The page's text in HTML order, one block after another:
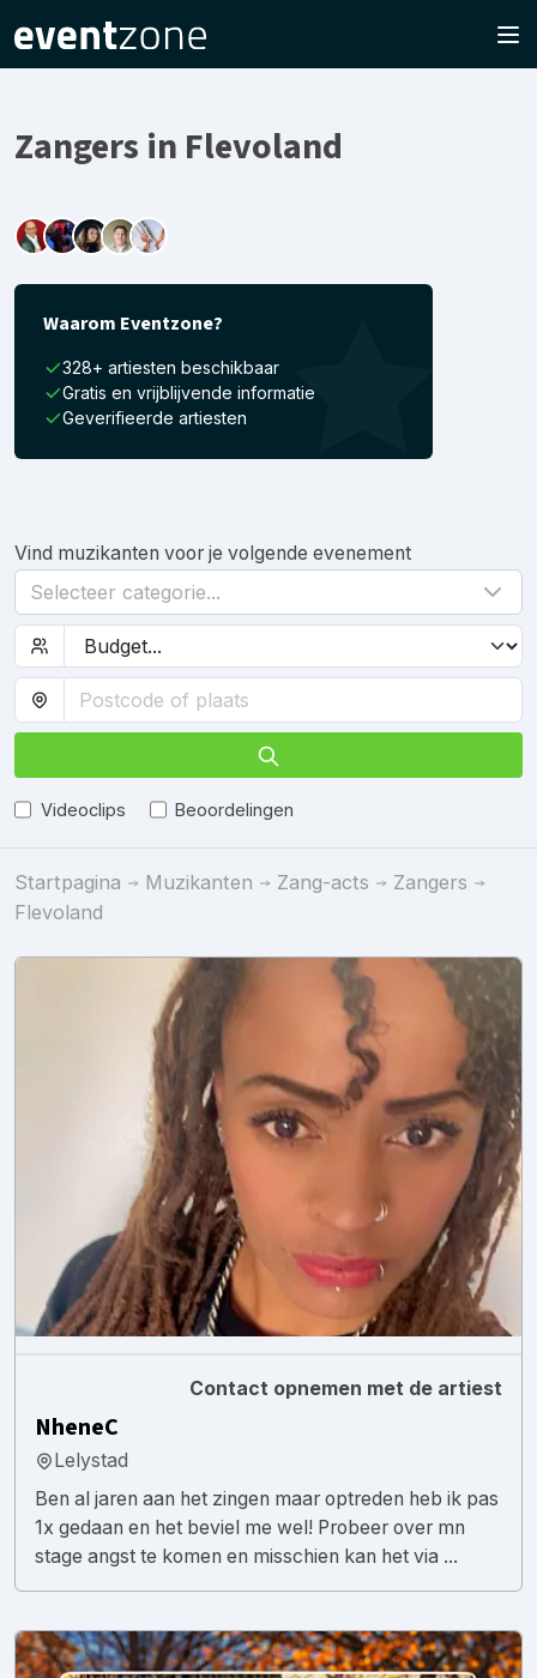
Zangers in Flevoland
Waarom Eventzone?
328+ artiesten beschikbaar
Gratis en vrijblijvende informatie
Geverifieerde artiesten
Vind muzikanten voor je volgende evenement
Selecteer categorie...
Videoclips Beoordelingen
Startpagina Muzikanten Zang-acts
Zangers
Flevoland
Contact opnemen met de artiest
NheneC
Lelystad
Ben al jaren aan het zingen maar optreden heb ik pas
1x gedaan en het beviel me wel! Probeer over mn
stage angst te komen en misschien kan het via ...